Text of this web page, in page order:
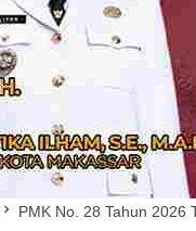
PMK No. 28 Tahun 2026